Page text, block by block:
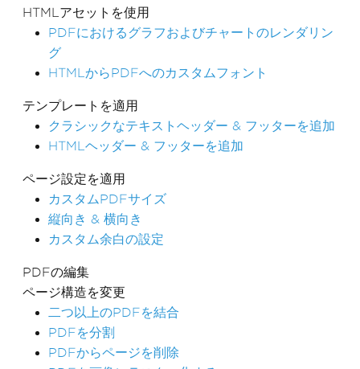
HTMLアセットを使用
PDFにおけるグラフおよびチャートのレンダリン
グ
HTMLからPDFへのカスタムフォント
テンプレートを適用
クラシックなテキストヘッダー & フッターを追加
HTMLヘッダー & フッターを追加
ページ設定を適用
カスタムPDFサイズ
縦向き & 横向き
カスタム余白の設定
PDFの編集
ページ構造を変更
二つ以上のPDFを結合
PDFを分割
PDFからページを削除